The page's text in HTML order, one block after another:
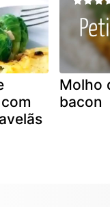
Molho
bacon